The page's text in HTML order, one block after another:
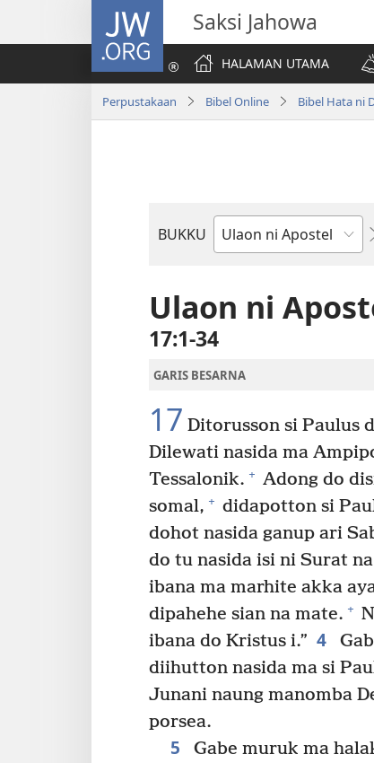
JW.ORG Saksi Jahowa
HALAMAN UTAMA
Perpustakaan Bibel Online Bibel Hata ni
BUKKU
Bukku
Ulaon ni
17:1-34
GARIS BESARNA
17 Ditorusson si Paulus
Dilewati nasida ma
Tessalonik. + Adong do
somal, + didapotton si
dohot nasida ganup ari
do tu nasida isi ni Surat
ibana ma marhite akka
dipahehe sian na mate. +
ibana do Kristus i.” 4
diihutton nasida ma si
Junani naung manomba
porsea.
5 Gabe muruk ma